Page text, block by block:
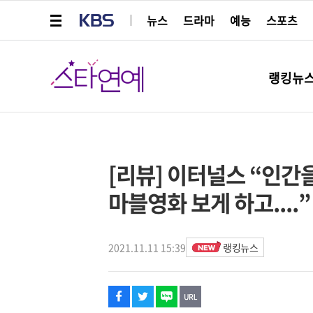
뉴스
드라마 예능 스포츠
스타연예
랭킹뉴
[리뷰] 이터널스 “인간
마블영화 보게 하고....”
2021.11.11 15:39 랭킹뉴스
페이스북
트위터
네이버
URL복사
글씨 작게보기
글씨 크게보기
해시태그
스타박스